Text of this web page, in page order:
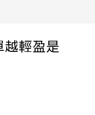
輕盈是